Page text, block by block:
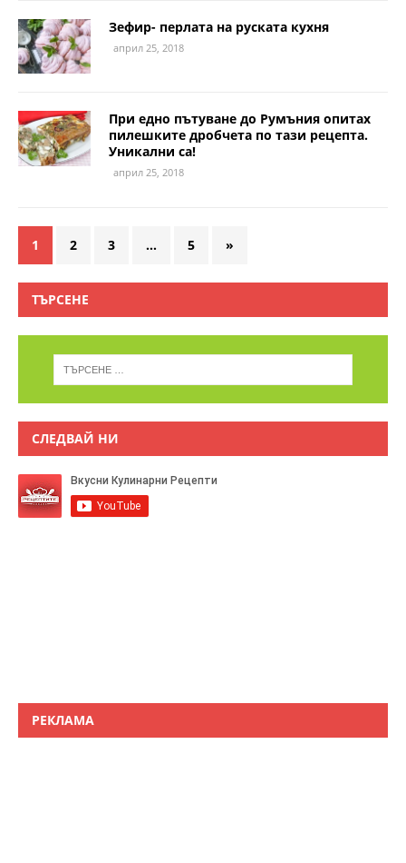
Зефир- перлата на руската кухня
април 25, 2018
При едно пътуване до Румъния опитах
пилешките дробчета по тази рецепта.
Уникални са!
април 25, 2018
1 2 3 … 5 »
ТЪРСЕНЕ
СЛЕДВАЙ НИ
РЕКЛАМА